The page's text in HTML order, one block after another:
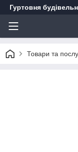
Гуртовня
Товари та